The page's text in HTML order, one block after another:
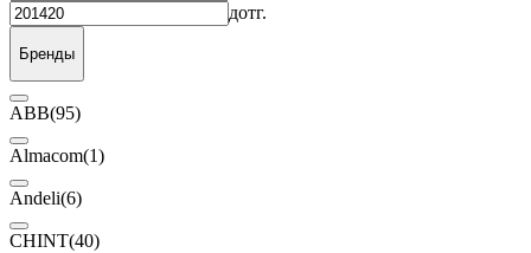
дотг.
Бренды
ABB(95)
Almacom(1)
Andeli(6)
CHINT(40)